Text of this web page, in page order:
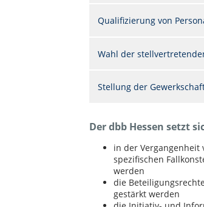
Qualifizierung von
Wahl der
Stellung der
Der dbb Hessen setzt
in der
spezifischen
werden
die
gestärkt werden